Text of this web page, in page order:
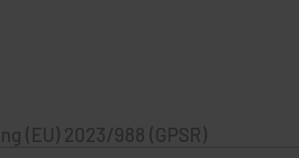
(EU) 2023/988 (GPSR)